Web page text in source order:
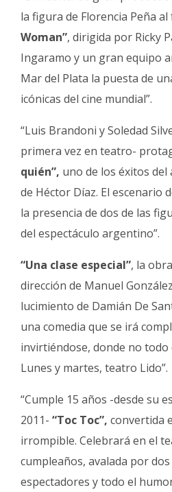
la figura de Florencia Peña
Woman”, dirigida por Ricky
Ingaramo y un gran equipo
Mar del Plata la puesta de
icónicas del cine mundial”.
“Luis Brandoni y Soledad
primera vez en teatro-
quién”, uno de los éxitos del
de Héctor Díaz. El escenario
la presencia de dos de las
del espectáculo argentino”.
“Una clase especial”, la
dirección de Manuel
lucimiento de Damián De
una comedia que se irá
invirtiéndose, donde no todo
Lunes y martes, teatro Lido”.
“Cumple 15 años -desde su
2011- “Toc Toc”, convertida
irrompible. Celebrará en el
cumpleaños, avalada por
espectadores y todo el